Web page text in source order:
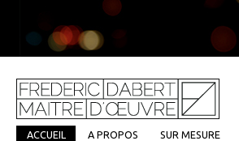
ACCUEIL A PROPOS SUR MESURE